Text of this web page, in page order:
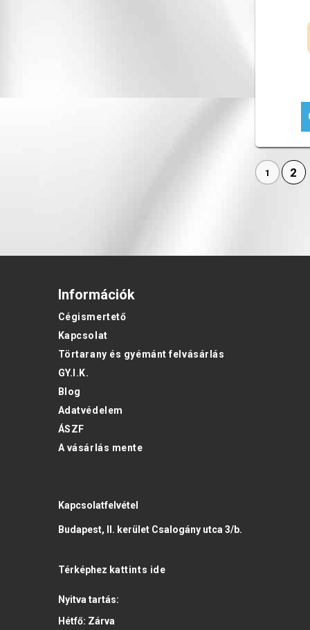
1 2
Információk
Cégismertető
Kapcsolat
Törtarany és gyémánt felvásárlás
GY.I.K.
Blog
Adatvédelem
ÁSZF
A vásárlás mente
Kapcsolatfelvétel
Budapest, II. kerület Csalogány utca 3/b.
Térképhez kattints ide
Nyitva tartás:
Hétfő: Zárva